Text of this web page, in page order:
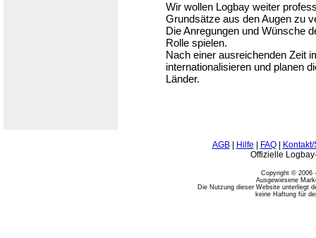
Wir wollen Logbay weiter
Grundsätze aus den Augen zu
Die Anregungen und Wünsche
Rolle spielen.
Nach einer ausreichenden Zeit
internationalisieren und planen
Länder.
AGB| Hilfe FAQ|
Offizielle
Copyright © 2006
Ausgewiesene
Die Nutzung dieser Website unterliegt
keine Haftung für